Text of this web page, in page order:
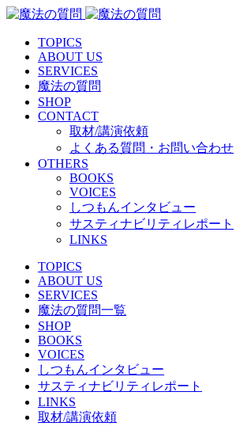
TOPICS
ABOUT US
SERVICES
魔法の質問
SHOP
CONTACT
取材/講演依頼
よくある質問・お問い合わせ
OTHERS
BOOKS
VOICES
しつもんインタビュー
サスティナビリティレポート
LINKS
TOPICS
ABOUT US
SERVICES
魔法の質問一覧
SHOP
BOOKS
VOICES
しつもんインタビュー
サスティナビリティレポート
LINKS
取材/講演依頼